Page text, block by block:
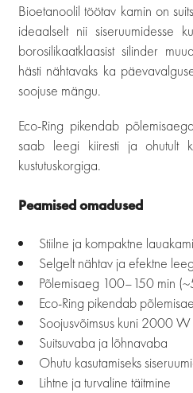
Bioetanoolil töötav kamin on
ideaalselt nii siseruumidesse
borosilikaatklaasist silinder
hästi nähtavaks ka
soojuse mängu.
Eco-Ring pikendab
saab leegi kiiresti ja ohutult
kustutuskorgiga.
Peamised omadused
Stiilne ja kompaktne
Selgelt nähtav ja efektne
Põlemisaeg 100–150 min
Eco-Ring pikendab
Soojusvõimsus kuni 2000 W
Suitsuvaba ja lõhnavaba
Ohutu kasutamiseks
Lihtne ja turvaline täitmine